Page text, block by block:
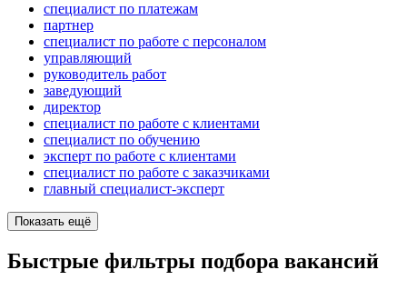
специалист по платежам
партнер
специалист по работе с персоналом
управляющий
руководитель работ
заведующий
директор
специалист по работе с клиентами
специалист по обучению
эксперт по работе с клиентами
специалист по работе с заказчиками
главный специалист-эксперт
Показать ещё
Быстрые фильтры подбора вакансий